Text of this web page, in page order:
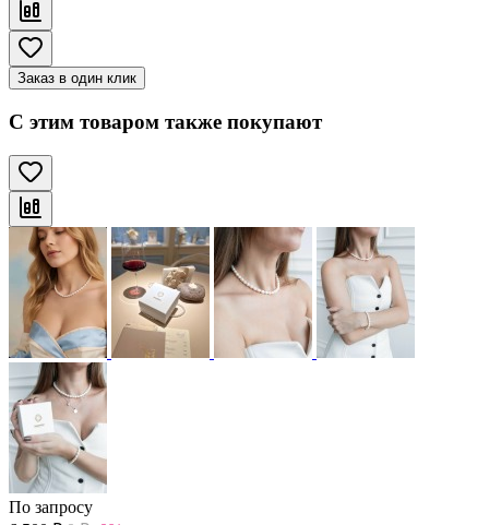
Заказ в один клик
С этим товаром также покупают
По запросу